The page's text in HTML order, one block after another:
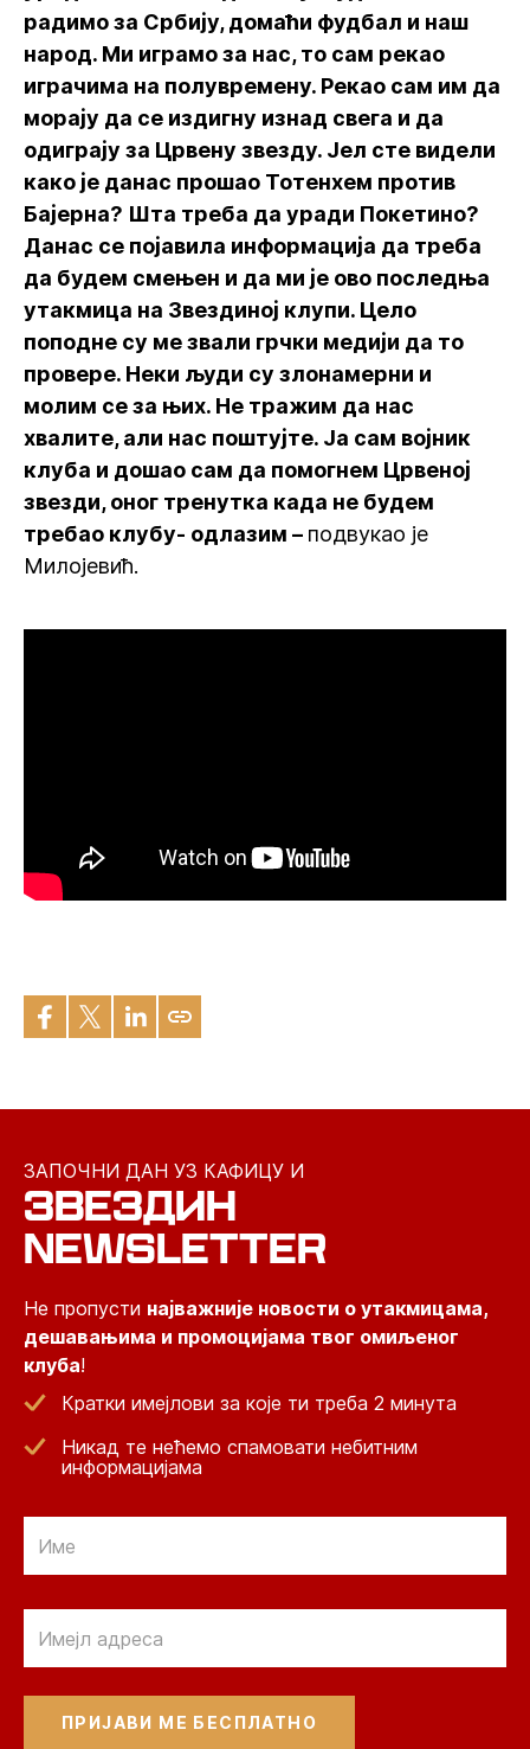
радимо за Србију, домаћи фудбал и наш
народ. Ми играмо за нас, то сам рекао
играчима на полувремену. Рекао сам им да
морају да се издигну изнад свега и да
одиграју за Црвену звезду. Јел сте видели
како је данас прошао Тотенхем против
Бајерна? Шта треба да уради Покетино?
Данас се појавила информација да треба
да будем смењен и да ми је ово последња
утакмица на Звездиној клупи. Цело
поподне су ме звали грчки медији да то
провере. Неки људи су злонамерни и
молим се за њих. Не тражим да нас
хвалите, али нас поштујте. Ја сам војник
клуба и дошао сам да помогнем Црвеној
звезди, оног тренутка када не будем
требао клубу- одлазим – подвукао је
Милојевић.
ЗАПОЧНИ ДАН УЗ КАФИЦУ И
ЗВЕЗДИН
NEWSLETTER
Не пропусти најважније новости о утакмицама,
дешавањима и промоцијама твог омиљеног
клуба!
Кратки имејлови за које ти треба 2 минута
Никад те нећемо спамовати небитним
информацијама